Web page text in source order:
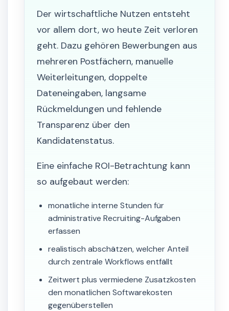
Der wirtschaftliche Nutzen entsteht
vor allem dort, wo heute Zeit verloren
geht. Dazu gehören Bewerbungen aus
mehreren Postfächern, manuelle
Weiterleitungen, doppelte
Dateneingaben, langsame
Rückmeldungen und fehlende
Transparenz über den
Kandidatenstatus.
Eine einfache ROI-Betrachtung kann
so aufgebaut werden:
monatliche interne Stunden für
administrative Recruiting-Aufgaben
erfassen
realistisch abschätzen, welcher Anteil
durch zentrale Workflows entfällt
Zeitwert plus vermiedene Zusatzkosten
den monatlichen Softwarekosten
gegenüberstellen